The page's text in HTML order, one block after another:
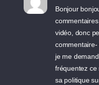
Bonjour
vidéo, donc
commentaire-
je me
fréquentez ce
sa politique